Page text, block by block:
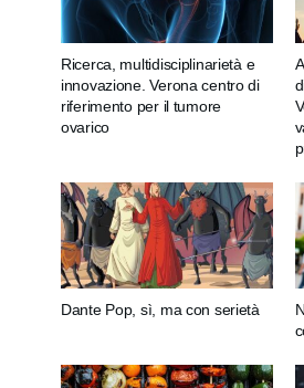
Ricerca, multidisciplinarietà e
innovazione. Verona centro di
riferimento per il tumore
ovarico
Dante Pop, sì, ma con serietà